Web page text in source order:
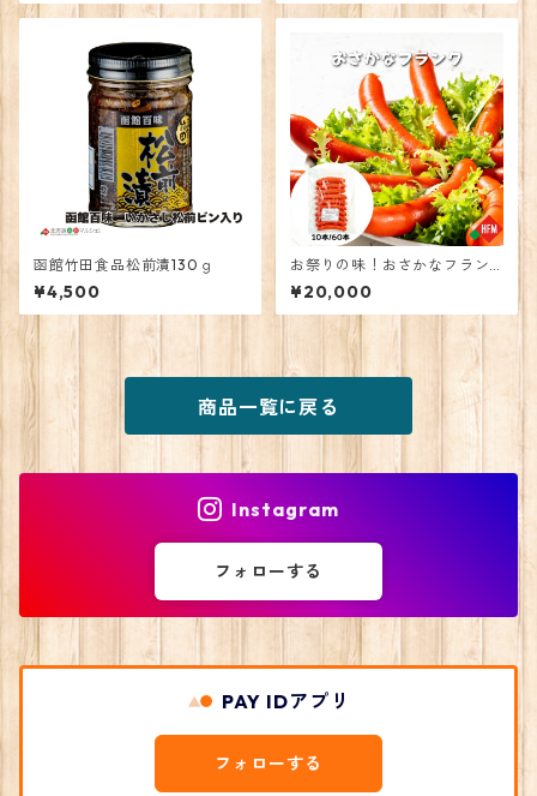
函館竹田食品松前漬130ｇ
¥4,500
お祭りの味！おさかなフラン
ク【60本】
¥20,000
商品一覧に戻る
Instagram
フォローする
PAY IDアプリ
フォローする